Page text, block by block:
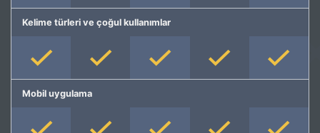
Kelime türleri ve çoğul kullanımlar
Mobil uygulama